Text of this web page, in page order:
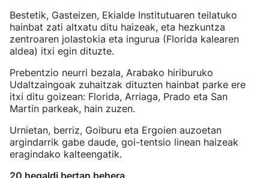
Bestetik, Gasteizen, Ekialde Institutuaren teilatuko
hainbat zati altxatu ditu haizeak, eta hezkuntza
zentroaren jolastokia eta ingurua (Florida kalearen
aldea) itxi egin dituzte.
Prebentzio neurri bezala, Arabako hiriburuko
Udaltzaingoak zuhaitzak dituzten hainbat parke ere
itxi ditu goizean: Florida, Arriaga, Prado eta San
Martin parkeak, hain zuzen.
Urnietan, berriz, Goiburu eta Ergoien auzoetan
argindarrik gabe daude, goi-tentsio linean haizeak
eragindako kalteengatik.
20 hegaldi bertan behera